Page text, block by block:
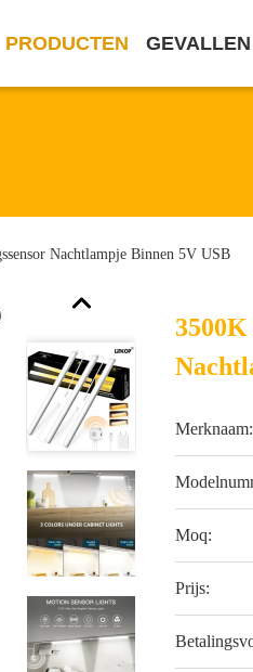
PRODUCTEN GEVALLEN
Nachtlampje Binnen 5V USB
Merknaam:
Moq:
Prijs: